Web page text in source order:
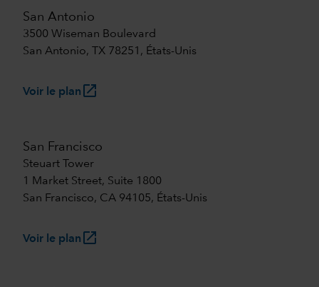
San Antonio
3500 Wiseman Boulevard
San Antonio, TX 78251, États-Unis
Voir le plan launch
San Francisco
Steuart Tower
1 Market Street, Suite 1800
San Francisco, CA 94105, États-Unis
Voir le plan launch